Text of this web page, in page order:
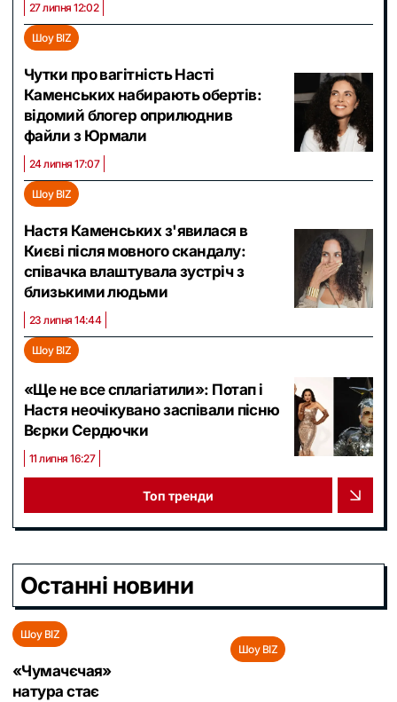
27 липня 12:02
Шоу BIZ
Чутки про вагітність Насті
Каменських набирають обертів:
відомий блогер оприлюднив
файли з Юрмали
24 липня 17:07
Шоу BIZ
Настя Каменських з'явилася в
Києві після мовного скандалу:
співачка влаштувала зустріч з
близькими людьми
23 липня 14:44
Шоу BIZ
«Ще не все сплагіатили»: Потап і
Настя неочікувано заспівали пісню
Вєрки Сердючки
11 липня 16:27
Топ тренди
Останні новини
Шоу BIZ
«Чумачєчая»
натура стає
Шоу BIZ